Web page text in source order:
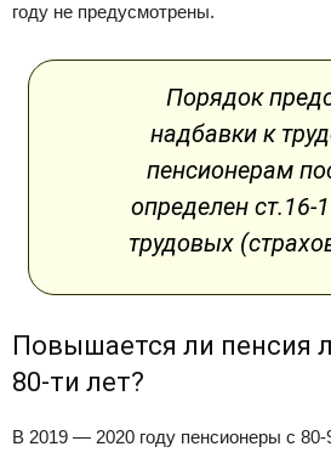
году не предусмотрены.
Порядок
надбавки к
пенсионерам
определен
трудовых
Повышается ли пенсия
80-ти лет?
В 2019 — 2020 году пенсионеры с 80-